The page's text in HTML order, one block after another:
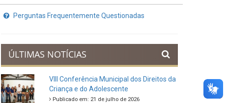
Perguntas Frequentemente Questionadas
ÚLTIMAS NOTÍCIAS
VIII Conferência Municipal dos Direitos da
Criança e do Adolescente
Publicado em: 21 de julho de 2026